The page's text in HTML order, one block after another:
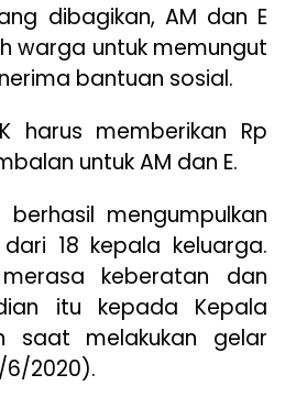
dibagikan, AM dan E
warga untuk memungut
bantuan sosial.
harus memberikan Rp
untuk AM dan E.
berhasil mengumpulkan
18 kepala keluarga.
keberatan dan
itu kepada Kepala
saat melakukan gelar
6/2020).